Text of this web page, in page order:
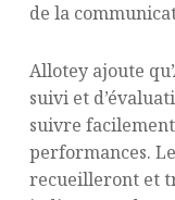
de la
Allotey ajoute
suivi et
suivre
performances.
recueilleront et